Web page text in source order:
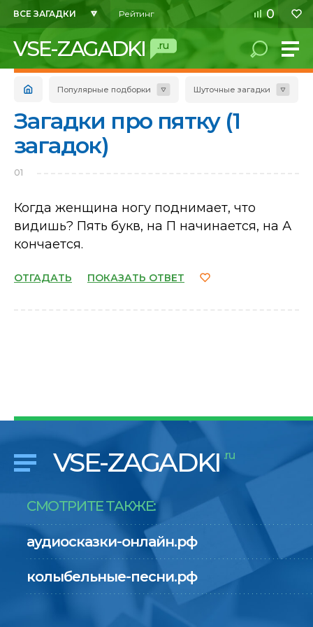
ВСЕ ЗАГАДКИ Рейтинг 0
VSE-ZAGADKI .ru
Популярные подборки Шуточные загадки
Загадки про пятку (1
загадок)
01
Когда женщина ногу поднимает, что
видишь? Пять букв, на П начинается, на А
кончается.
ОТГАДАТЬ ПОКАЗАТЬ ОТВЕТ
VSE-ZAGADKI .ru
СМОТРИТЕ ТАКЖЕ:
аудиосказки-онлайн.рф
колыбельные-песни.рф